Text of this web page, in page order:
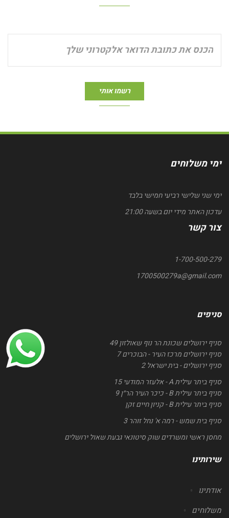
ימי משלוחים
ימי שני שלישי רביעי חמישי בלבד
עדכון האתר מידי יום בשעה 21:00
צור קשר
1-700-500-279
1700500279a@gmail.com
סניפים
סניף ירושלים שכונת הר נוף שאולזון 49
סניף ירושלים מרכז העיר - הבוכרים 7
סניף ירושלים - בית ישראל 2
סניף ביתר עילית A - אלעזר המודעי 15
סניף ביתר עילית B - כיכר העיר הר״ן 9
סניף ביתר עילית B - קניון חיים זקן
סניף בית שמש - רמה א' נחל זוהר 3
מחסן ראשי ומשרדים שוק סיטונאי גבעת שאול ירושלים
שירותינו
אודתינו
משלוחים